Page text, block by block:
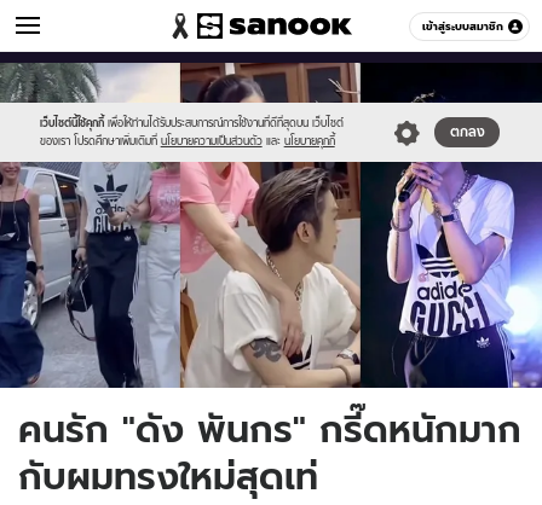
เข้าสู่ระบบสมาชิก
ข่าวบันเทิง หมวดอื่นๆ
เว็บไซต์นี้ใช้คุกกี้ เพื่อให้ท่านได้รับประสบการณ์การใช้งานที่ดีที่สุดบน เว็บไซต์
ของเรา โปรดศึกษาเพิ่มเติมที่ นโยบายความเป็นส่วนตัว และ นโยบายคุกกี้
ตกลง
Sanook
//s.isanook.com/sr/0/images/logo-
new-
sanook.png
600
60
//s.isanook.com/ns/0/ud/1734/8670826/1.jpg
คนรัก "ดัง พันกร" กรี๊ดหนักมาก
กับผมทรงใหม่สุดเท่